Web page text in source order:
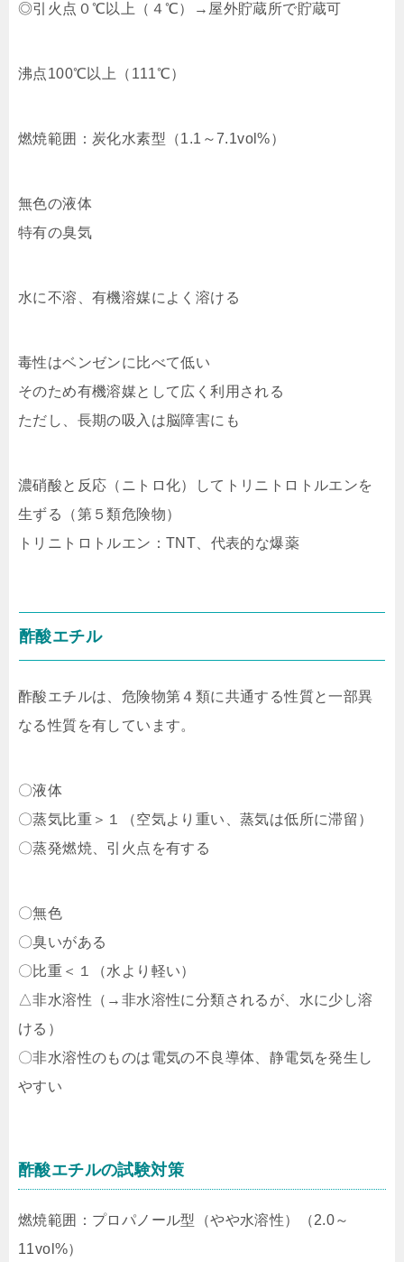
◎引火点０℃以上（４℃）→屋外貯蔵所で貯蔵可
沸点100℃以上（111℃）
燃焼範囲：炭化水素型（1.1～7.1vol%）
無色の液体
特有の臭気
水に不溶、有機溶媒によく溶ける
毒性はベンゼンに比べて低い
そのため有機溶媒として広く利用される
ただし、長期の吸入は脳障害にも
濃硝酸と反応（ニトロ化）してトリニトロトルエンを
生ずる（第５類危険物）
トリニトロトルエン：TNT、代表的な爆薬
酢酸エチル
酢酸エチルは、危険物第４類に共通する性質と一部異
なる性質を有しています。
〇液体
〇蒸気比重＞１（空気より重い、蒸気は低所に滞留）
〇蒸発燃焼、引火点を有する
〇無色
〇臭いがある
〇比重＜１（水より軽い）
△非水溶性（→非水溶性に分類されるが、水に少し溶
ける）
〇非水溶性のものは電気の不良導体、静電気を発生し
やすい
酢酸エチルの試験対策
燃焼範囲：プロパノール型（やや水溶性）（2.0～
11vol%）